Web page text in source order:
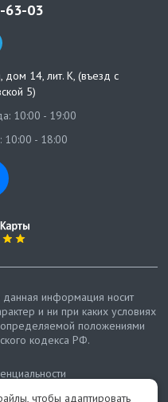
чтобы адаптировать
63-03
дом 14, лит. К, (въезд с
5)
10:00 - 19:00
10:00 - 18:00
информация носит
и ни при каких условиях
положениями
кодекса РФ.